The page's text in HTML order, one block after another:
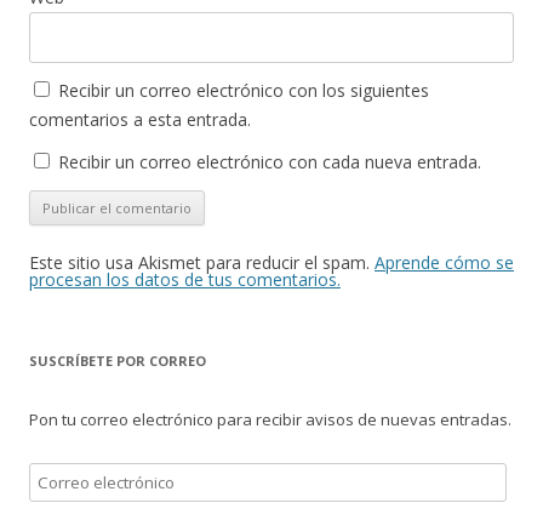
Recibir un correo electrónico con los siguientes
comentarios a esta entrada.
Recibir un correo electrónico con cada nueva entrada.
Este sitio usa Akismet para reducir el spam. Aprende cómo se
procesan los datos de tus comentarios.
SUSCRÍBETE POR CORREO
Pon tu correo electrónico para recibir avisos de nuevas entradas.
Correo
electrónico